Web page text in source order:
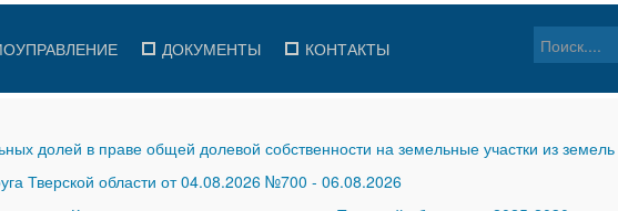
ДОКУМЕНТЫ КОНТАКТЫ
долей в праве общей долевой собственности на земельные участки из земель
Тверской области от 04.08.2026 №700 - 06.08.2026